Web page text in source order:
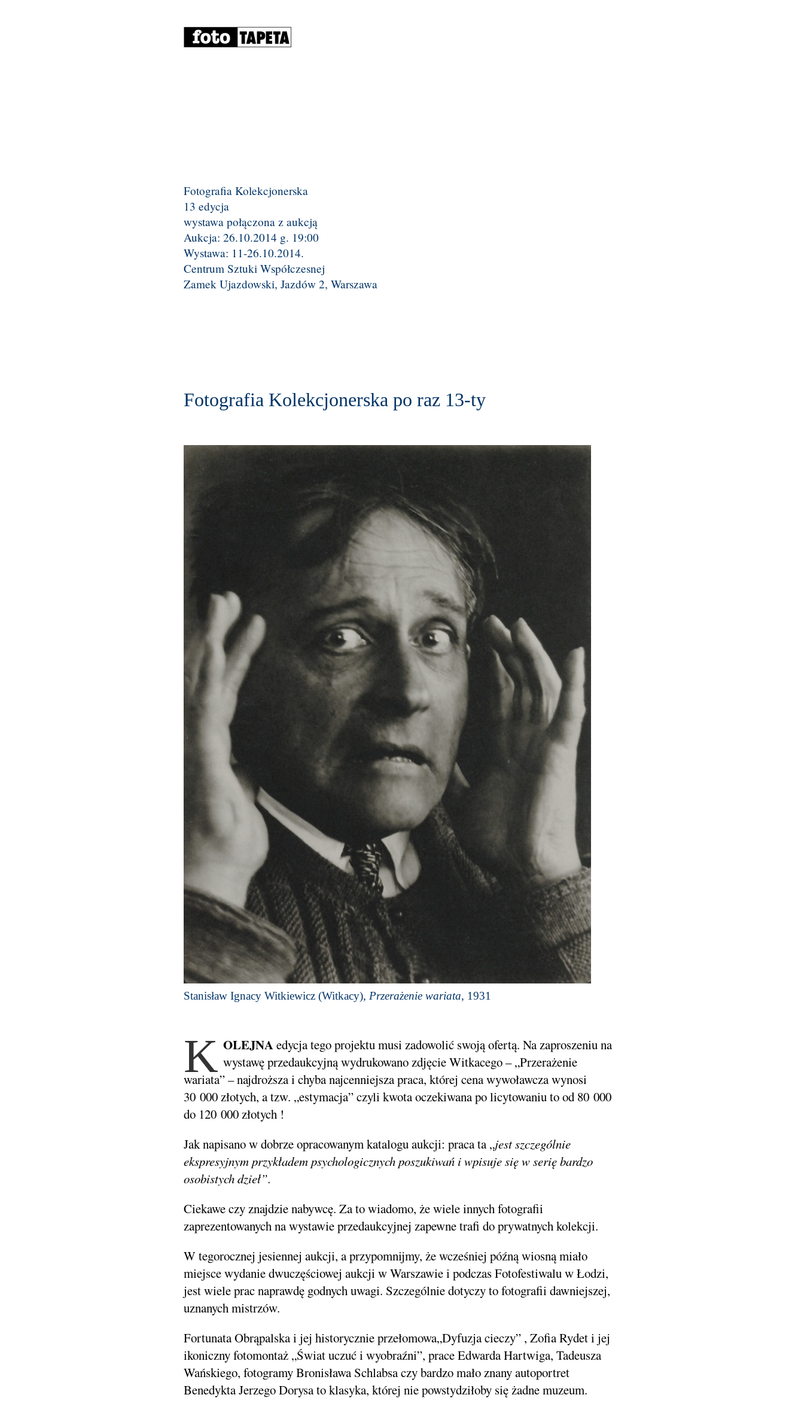
Fotografia Kolekcjonerska
13 edycja
wystawa połączona z aukcją
Aukcja: 26.10.2014 g. 19:00
Wystawa: 11-26.10.2014.
Centrum Sztuki Współczesnej
Zamek Ujazdowski, Jazdów 2, Warszawa
Fotografia Kolekcjonerska po raz 13-ty
Stanisław Ignacy Witkiewicz (Witkacy), Przerażenie wariata, 1931
K OLEJNAedycja tego projektu musi zadowolić swoją ofertą. Na zaproszeniu na
wystawę przedaukcyjną wydrukowano zdjęcie Witkacego – „Przerażenie
wariata” – najdroższa i chyba najcenniejsza praca, której cena wywoławcza wynosi
30 000 złotych, a tzw. „estymacja” czyli kwota oczekiwana po licytowaniu to od 80 000
do 120 000 złotych !
Jak napisano w dobrze opracowanym katalogu aukcji: praca ta „jest szczególnie
ekspresyjnym przykładem psychologicznych poszukiwań i wpisuje się w serię bardzo
osobistych dzieł”.
Ciekawe czy znajdzie nabywcę. Za to wiadomo, że wiele innych fotografii
zaprezentowanych na wystawie przedaukcyjnej zapewne trafi do prywatnych kolekcji.
W tegorocznej jesiennej aukcji, a przypomnijmy, że wcześniej późną wiosną miało
miejsce wydanie dwuczęściowej aukcji w Warszawie i podczas Fotofestiwalu w Łodzi,
jest wiele prac naprawdę godnych uwagi. Szczególnie dotyczy to fotografii dawniejszej,
uznanych mistrzów.
Fortunata Obrąpalska i jej historycznie przełomowa„Dyfuzja cieczy” , Zofia Rydet i jej
ikoniczny fotomontaż „Świat uczuć i wyobraźni”, prace Edwarda Hartwiga, Tadeusza
Wańskiego, fotogramy Bronisława Schlabsa czy bardzo mało znany autoportret
Benedykta Jerzego Dorysa to klasyka, której nie powstydziłoby się żadne muzeum.